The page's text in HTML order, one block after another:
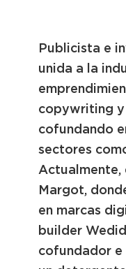
Publicista e
unida a la
copywriting
cofundando
sectores
Actualmente,
Margot,
en marcas
builder
cofundador e